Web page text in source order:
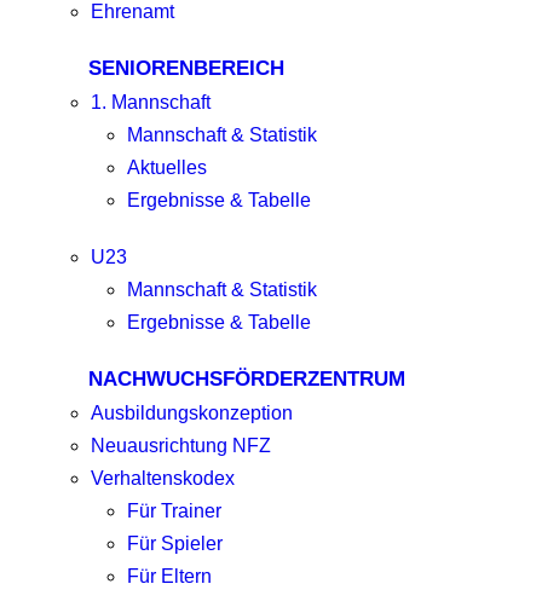
Ehrenamt
SENIORENBEREICH
1. Mannschaft
Mannschaft & Statistik
Aktuelles
Ergebnisse & Tabelle
U23
Mannschaft & Statistik
Ergebnisse & Tabelle
NACHWUCHSFÖRDERZENTRUM
Ausbildungskonzeption
Neuausrichtung NFZ
Verhaltenskodex
Für Trainer
Für Spieler
Für Eltern